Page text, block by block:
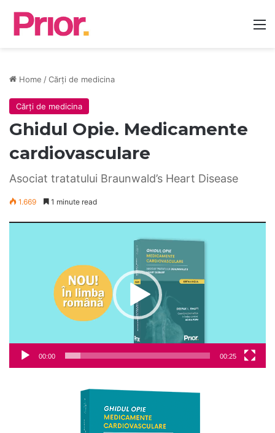
Home /Cărți de medicina
Cărți de medicina
Ghidul Opie. Medicamente
cardiovasculare
Asociat tratatului Braunwald’s Heart Disease
1.669 1 minute read
00:00 00:25